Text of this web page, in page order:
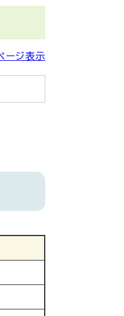
ージ表示